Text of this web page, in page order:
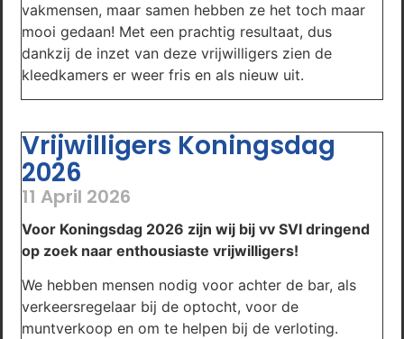
vakmensen, maar samen hebben ze het toch maar
mooi gedaan! Met een prachtig resultaat, dus
dankzij de inzet van deze vrijwilligers zien de
kleedkamers er weer fris en als nieuw uit.
Vrijwilligers Koningsdag
2026
11 April 2026
Voor Koningsdag 2026 zijn wij bij vv SVI dringend
op zoek naar enthousiaste vrijwilligers!
We hebben mensen nodig voor achter de bar, als
verkeersregelaar bij de optocht, voor de
muntverkoop en om te helpen bij de verloting.